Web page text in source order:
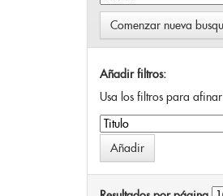
Comenzar nueva
Añadir filtros:
Usa los filtros para